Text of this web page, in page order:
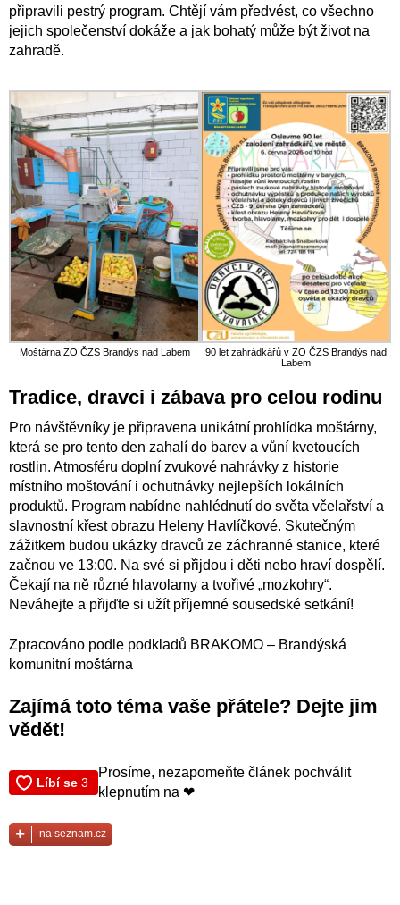
připravili pestrý program. Chtějí vám předvést, co všechno
jejich společenství dokáže a jak bohatý může být život na
zahradě.
Moštárna ZO ČZS Brandýs nad Labem
90 let zahrádkářů v ZO ČZS Brandýs nad
Labem
Tradice, dravci i zábava pro celou rodinu
Pro návštěvníky je připravena unikátní prohlídka moštárny,
která se pro tento den zahalí do barev a vůní kvetoucích
rostlin. Atmosféru doplní zvukové nahrávky z historie
místního moštování i ochutnávky nejlepších lokálních
produktů. Program nabídne nahlédnutí do světa včelařství a
slavnostní křest obrazu Heleny Havlíčkové. Skutečným
zážitkem budou ukázky dravců ze záchranné stanice, které
začnou ve 13:00. Na své si přijdou i děti nebo hraví dospělí.
Čekají na ně různé hlavolamy a tvořivé „mozkohry“.
Neváhejte a přijďte si užít příjemné sousedské setkání!
Zpracováno podle podkladů BRAKOMO – Brandýská
komunitní moštárna
Zajímá toto téma vaše přátele? Dejte jim
vědět!
Prosíme, nezapomeňte článek pochválit
klepnutím na ❤
na seznam.cz